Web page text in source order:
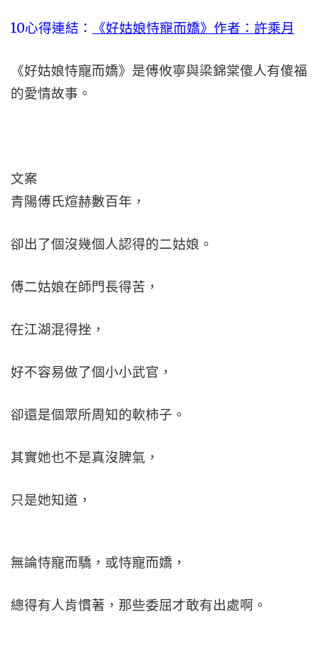
10心得連結： 《好姑娘恃寵而嬌》作者：許乘月
《好姑娘恃寵而嬌》是傅攸寧與梁錦棠傻人有傻福
的愛情故事。
文案
青陽傅氏煊赫數百年，
卻出了個沒幾個人認得的二姑娘。
傅二姑娘在師門長得苦，
在江湖混得挫，
好不容易做了個小小武官，
卻還是個眾所周知的軟柿子。
其實她也不是真沒脾氣，
只是她知道，
無論恃寵而驕，或恃寵而嬌，
總得有人肯慣著，那些委屈才敢有出處啊。